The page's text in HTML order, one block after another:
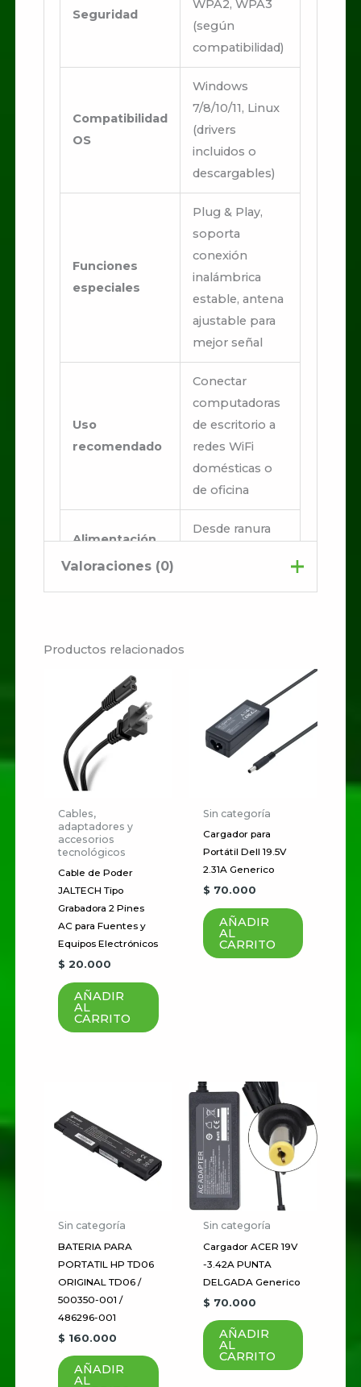
Seguridad
WPA2, WPA3
(según
compatibilidad)
Compatibilidad
OS
Windows
7/8/10/11, Linux
(drivers
incluidos o
descargables)
Funciones
especiales
Plug & Play,
soporta
conexión
inalámbrica
estable, antena
ajustable para
mejor señal
Uso
recomendado
Conectar
computadoras
de escritorio a
redes WiFi
domésticas o
de oficina
Alimentación
Desde ranura
12 × 6 cm
Garantía
fabricante
Valoraciones (0)
Sé el primero en valorar
“TARJETA PCI EXPRESS
WIFI 300MBS”
Tu dirección de correo
electrónico no será publicada.
Los campos obligatorios están
marcados con
Tu
puntuación
Tu valoración
Nombre
*
Guardar mi nombre, correo
electrónico y sitio web en este
navegador para la próxima vez
Productos relacionados
Cables,
adaptadores y
accesorios
tecnológicos
Cable de Poder
JALTECH Tipo
Grabadora 2 Pines
AC para Fuentes y
Equipos Electrónicos
$ 20.000
AÑADIR
AL
CARRITO
Sin categoría
Cargador para
Portátil Dell 19.5V
2.31A Generico
$ 70.000
AÑADIR
AL
CARRITO
Sin categoría
BATERIA PARA
PORTATIL HP TD06
ORIGINAL TD06 /
500350-001 /
486296-001
$ 160.000
AÑADIR
AL
Sin categoría
Cargador ACER 19V
-3.42A PUNTA
DELGADA Generico
$ 70.000
AÑADIR
AL
CARRITO